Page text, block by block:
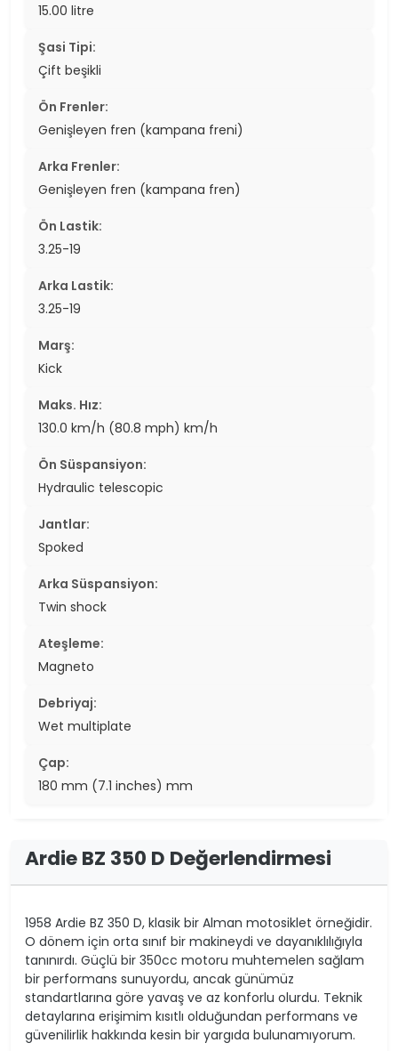
15.00 litre
Şasi Tipi:
Çift beşikli
Ön Frenler:
Genişleyen fren (kampana freni)
Arka Frenler:
Genişleyen fren (kampana fren)
Ön Lastik:
3.25-19
Arka Lastik:
3.25-19
Marş:
Kick
Maks. Hız:
130.0 km/h (80.8 mph) km/h
Ön Süspansiyon:
Hydraulic telescopic
Jantlar:
Spoked
Arka Süspansiyon:
Twin shock
Ateşleme:
Magneto
Debriyaj:
Wet multiplate
Çap:
180 mm (7.1 inches) mm
Ardie BZ 350 D Değerlendirmesi
1958 Ardie BZ 350 D, klasik bir Alman motosiklet örneğidir.
O dönem için orta sınıf bir makineydi ve dayanıklılığıyla
tanınırdı. Güçlü bir 350cc motoru muhtemelen sağlam
bir performans sunuyordu, ancak günümüz
standartlarına göre yavaş ve az konforlu olurdu. Teknik
detaylarına erişimim kısıtlı olduğundan performans ve
güvenilirlik hakkında kesin bir yargıda bulunamıyorum.